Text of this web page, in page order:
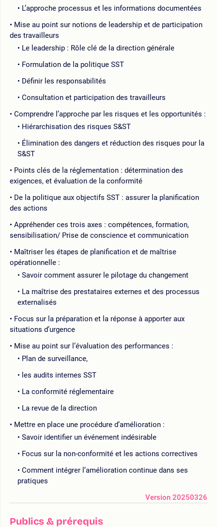
L’approche processus et les informations documentées
Mise au point sur notions de leadership et de participation
des travailleurs
Le leadership : Rôle clé de la direction générale
Formulation de la politique SST
Définir les responsabilités
Consultation et participation des travailleurs
Comprendre l’approche par les risques et les opportunités :
Hiérarchisation des risques S&ST
Élimination des dangers et réduction des risques pour la
S&ST
Points clés de la réglementation : détermination des
exigences, et évaluation de la conformité
De la politique aux objectifs SST : assurer la planification
des actions
Appréhender ces trois axes : compétences, formation,
sensibilisation/ Prise de conscience et communication
Maîtriser les étapes de planification et de maîtrise
opérationnelle :
Savoir comment assurer le pilotage du changement
La maîtrise des prestataires externes et des processus
externalisés
Focus sur la préparation et la réponse à apporter aux
situations d’urgence
Mise au point sur l’évaluation des performances :
Plan de surveillance,
les audits internes SST
La conformité réglementaire
La revue de la direction
Mettre en place une procédure d’amélioration :
Savoir identifier un événement indésirable
Focus sur la non-conformité et les actions correctives
Comment intégrer l’amélioration continue dans ses
pratiques
Version 20250326
Publics & prérequis